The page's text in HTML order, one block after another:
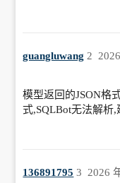
guangluwang 2
模型返回的JSON格
式,SQLBot无法解析
136891795 2026
3